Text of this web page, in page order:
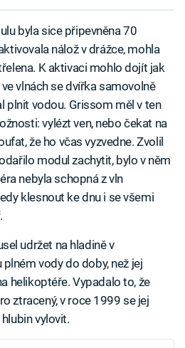
byla sice připevněna 70
nálož v drážce, mohla
K aktivaci mohlo dojít jak
vlnách se dvířka samovolně
plnit vodou. Grissom měl v ten
vylézt ven, nebo čekat na
že ho včas vyzvedne. Zvolil
modul zachytit, bylo v něm
nebyla schopná z vln
klesnout ke dnu i se všemi
udržet na hladině v
vody do doby, než jej
helikoptéře. Vypadalo to, že
ztracený, v roce 1999 se jej
vylovit.